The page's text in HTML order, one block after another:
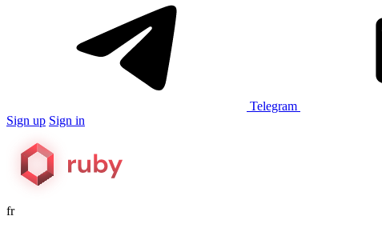
Telegram
Sign up Sign in
fr